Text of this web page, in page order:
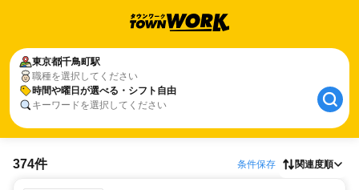
東京都千鳥町駅
職種を選択してください
時間や曜日が選べる・シフト自由
キーワードを選択してください
374件 条件保存 関連度順